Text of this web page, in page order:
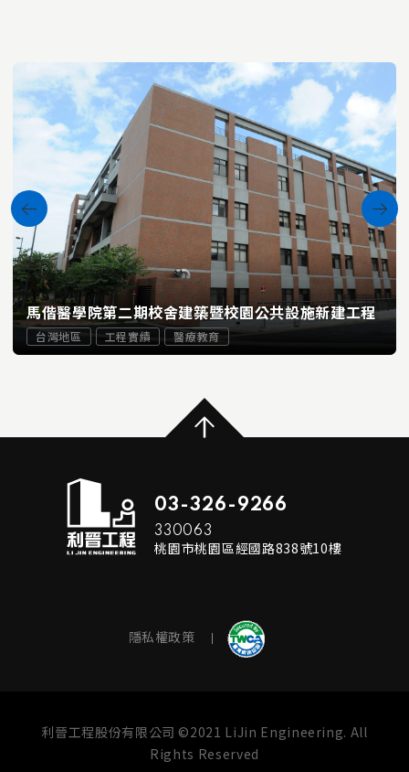
馬偕醫學院第二期校舍建築暨校園公共設施新建工程
台灣地區 工程實績 醫療教育
03-326-9266
330063
桃園市桃園區經國路838號10樓
隱私權政策
利晉工程股份有限公司 ©2021 LiJin Engineering. All
Rights Reserved